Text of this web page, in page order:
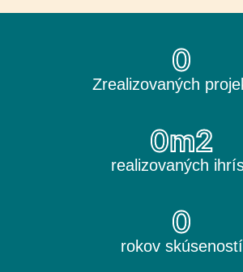
Zrealizovaných
0
realizovaných
0m2
rokov skúseností
0